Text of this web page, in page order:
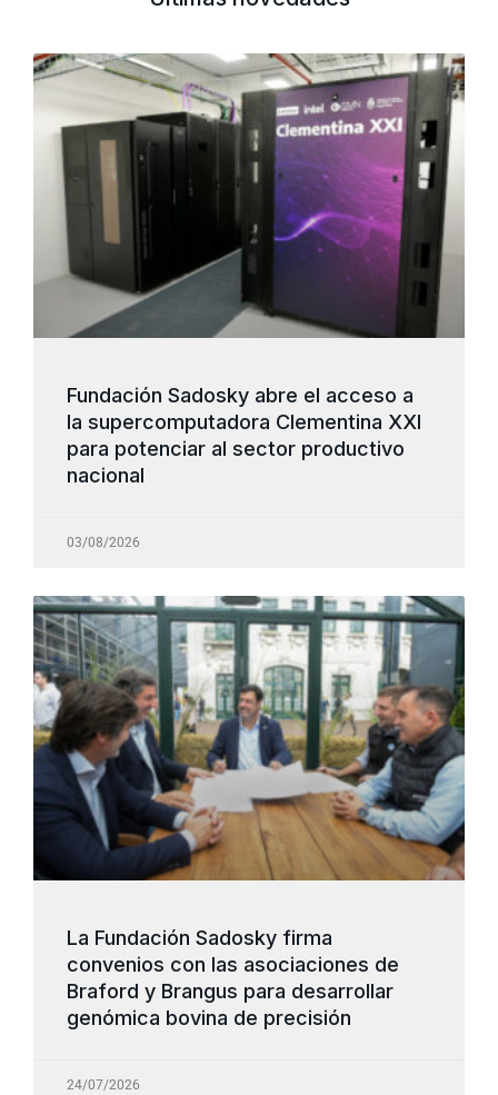
Fundación Sadosky abre el acceso a
la supercomputadora Clementina XXI
para potenciar al sector productivo
nacional
03/08/2026
La Fundación Sadosky firma
convenios con las asociaciones de
Braford y Brangus para desarrollar
genómica bovina de precisión
24/07/2026